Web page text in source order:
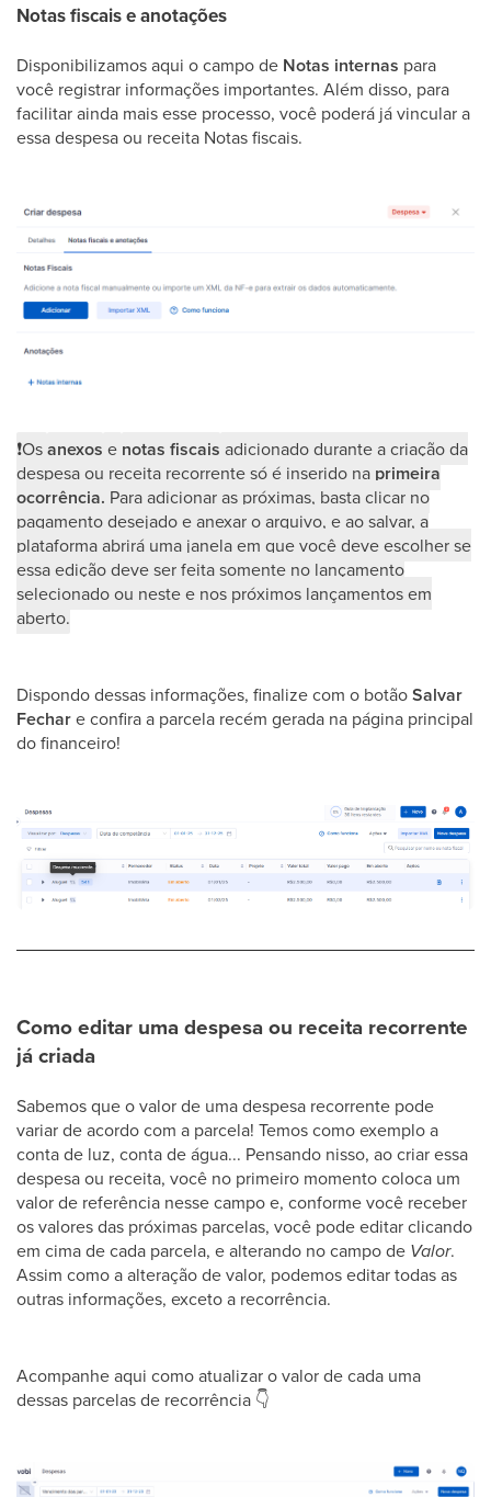
Notas fiscais e anotações
Disponibilizamos aqui o campo de Notas internas para
você registrar informações importantes. Além disso, para
facilitar ainda mais esse processo, você poderá já vincular a
essa despesa ou receita Notas fiscais.
❗Osanexos e notas fiscais adicionado durante a criação da
despesa ou receita recorrente só é inserido na primeira
ocorrência. Para adicionar as próximas, basta clicar no
pagamento desejado e anexar o arquivo, e ao salvar, a
plataforma abrirá uma janela em que você deve escolher se
essa edição deve ser feita somente no lançamento
selecionado ou neste e nos próximos lançamentos em
aberto.
Dispondo dessas informações, finalize com o botãoSalvar
Fechare confira a parcela recém gerada na página principal
do financeiro!
Como editar uma despesa ou receita recorrente
já criada
Sabemos que o valor de uma despesa recorrente pode
variar de acordo com a parcela! Temos como exemplo a
conta de luz, conta de água... Pensando nisso, ao criar essa
despesa ou receita, você no primeiro momento coloca um
valor de referência nesse campo e, conforme você receber
os valores das próximas parcelas, você pode editar clicando
em cima de cada parcela, e alterando no campo de Valor.
Assim como a alteração de valor, podemos editar todas as
outras informações, exceto a recorrência.
Acompanhe aqui como atualizar o valor de cada uma
dessas parcelas de recorrência 👇